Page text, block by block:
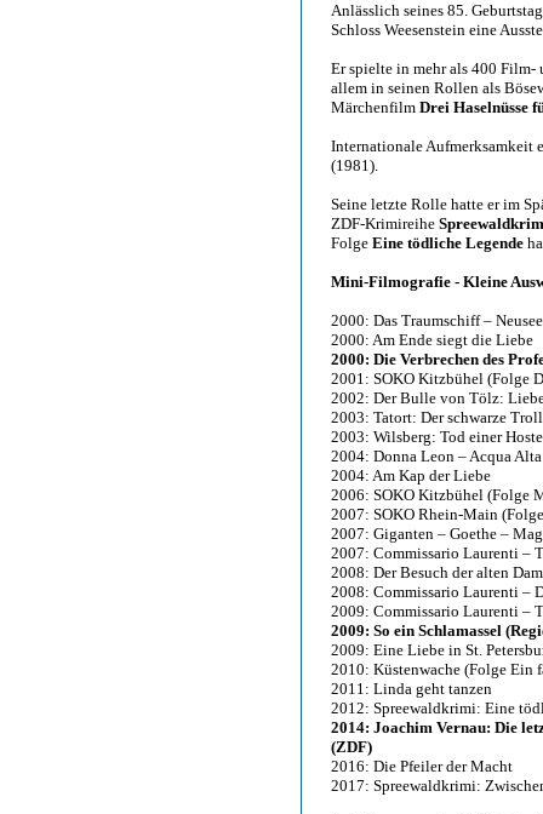
Anlässlich seines 85.
Schloss Weesenstein eine
Er spielte in mehr als 400
allem in seinen Rollen als
Märchenfilm Drei Haselnüsse
Internationale Aufmerksamkeit
(1981).
Seine letzte Rolle hatte er im
ZDF-Krimireihe
Folge Eine tödliche Legende
Mini-Filmografie - Kleine
2000: Das Traumschiff –
2000: Am Ende siegt die Liebe
2000: Die Verbrechen des
2001: SOKO Kitzbühel (Folge
2002: Der Bulle von Tölz:
2003: Tatort: Der schwarze Troll
2003: Wilsberg: Tod einer
2004: Donna Leon – Acqua Alta
2004: Am Kap der Liebe
2006: SOKO Kitzbühel (Folge
2007: SOKO Rhein-Main
2007: Giganten – Goethe –
2007: Commissario Laurenti –
2008: Der Besuch der alten
2008: Commissario Laurenti –
2009: Commissario Laurenti –
2009: So ein Schlamassel
2009: Eine Liebe in St.
2010: Küstenwache (Folge Ein
2011: Linda geht tanzen
2012: Spreewaldkrimi: Eine
2014: Joachim Vernau: Die
(ZDF)
2016: Die Pfeiler der Macht
2017: Spreewaldkrimi: